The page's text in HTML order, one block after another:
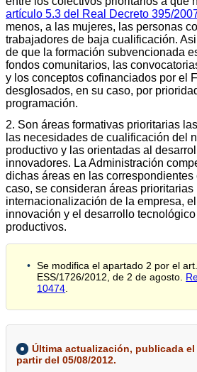
artículo 5.3 del Real Decreto 395/
menos, a las mujeres, las personas
trabajadores de baja cualificación.
de que la formación subvencionada
fondos comunitarios, las
y los conceptos cofinanciados por el
desglosados, en su caso, por
programación.
2. Son áreas formativas prioritarias
las necesidades de cualificación del
productivo y las orientadas al
innovadores. La Administración
dichas áreas en las
caso, se consideran áreas prioritarias
internacionalización de la empresa,
innovación y el desarrollo
productivos.
Se modifica el apartado 2 por el
ESS/1726/2012, de 2 de agosto.
10474
Última actualización, publicada el
partir del 05/08/2012.